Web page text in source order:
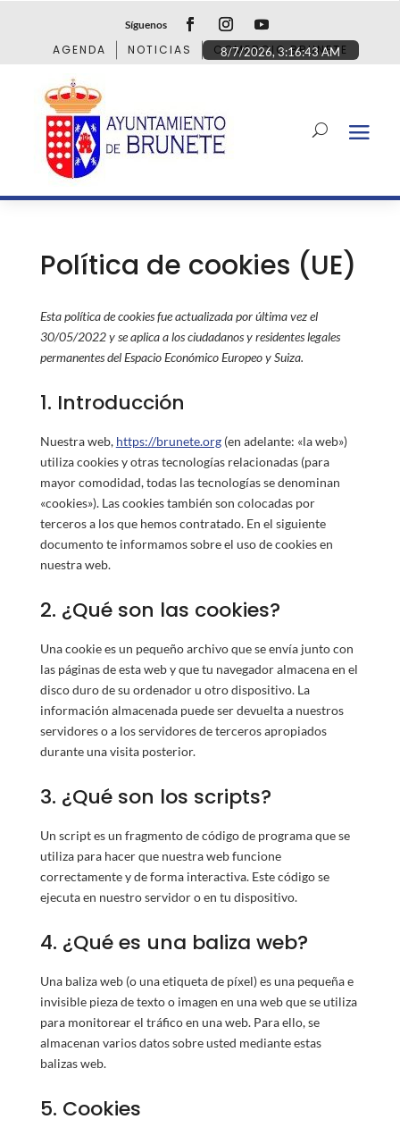
Síguenos
AGENDA NOTICIAS COMERCIO BRUNETE
Política de cookies (UE)
Esta política de cookies fue actualizada por última vez el
30/05/2022 y se aplica a los ciudadanos y residentes legales
permanentes del Espacio Económico Europeo y Suiza.
1. Introducción
Nuestra web, https://brunete.org(en adelante: «la web»)
utiliza cookies y otras tecnologías relacionadas (para
mayor comodidad, todas las tecnologías se denominan
«cookies»). Las cookies también son colocadas por
terceros a los que hemos contratado. En el siguiente
documento te informamos sobre el uso de cookies en
nuestra web.
2. ¿Qué son las cookies?
Una cookie es un pequeño archivo que se envía junto con
las páginas de esta web y que tu navegador almacena en el
disco duro de su ordenador u otro dispositivo. La
información almacenada puede ser devuelta a nuestros
servidores o a los servidores de terceros apropiados
durante una visita posterior.
3. ¿Qué son los scripts?
Un script es un fragmento de código de programa que se
utiliza para hacer que nuestra web funcione
correctamente y de forma interactiva. Este código se
ejecuta en nuestro servidor o en tu dispositivo.
4. ¿Qué es una baliza web?
Una baliza web (o una etiqueta de píxel) es una pequeña e
invisible pieza de texto o imagen en una web que se utiliza
para monitorear el tráfico en una web. Para ello, se
almacenan varios datos sobre usted mediante estas
balizas web.
5. Cookies
8/7/2026, 3:16:43 AM